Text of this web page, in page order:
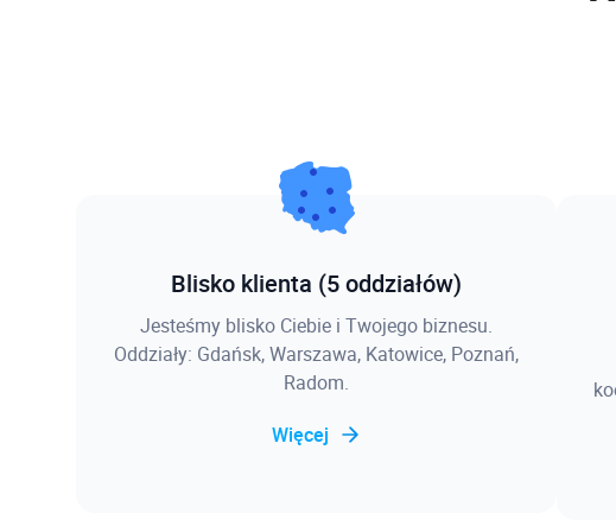
Blisko klienta (5 oddziałów)
Jesteśmy blisko Ciebie i Twojego biznesu.
Oddziały: Gdańsk, Warszawa, Katowice, Poznań,
Radom.
Więcej